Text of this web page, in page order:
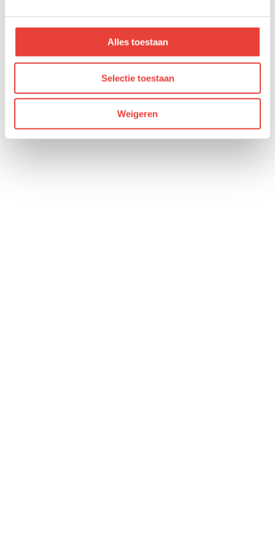
Alles toestaan
Selectie toestaan
Weigeren